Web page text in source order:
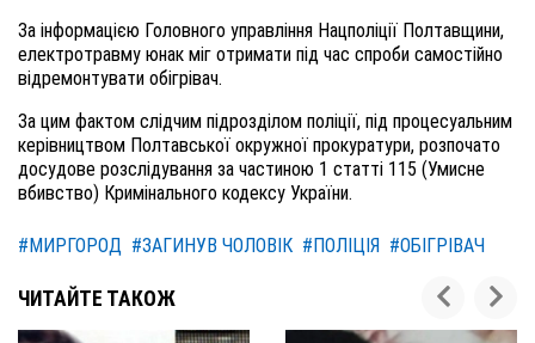
За інформацією Головного управління Нацполіції Полтавщини,
електротравму юнак міг отримати під час спроби самостійно
відремонтувати обігрівач.
За цим фактом слідчим підрозділом поліції, під процесуальним
керівництвом Полтавської окружної прокуратури, розпочато
досудове розслідування за частиною 1 статті 115 (Умисне
вбивство) Кримінального кодексу України.
#МИРГОРОД #ЗАГИНУВ ЧОЛОВІК #ПОЛІЦІЯ #ОБІГРІВАЧ
ЧИТАЙТЕ ТАКОЖ